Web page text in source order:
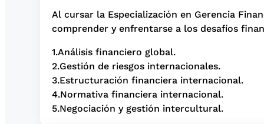
Al cursar la Especialización en Gerencia
comprender y enfrentarse a los desafíos
1.Análisis financiero global.
2.Gestión de riesgos internacionales.
3.Estructuración financiera internacional.
4.Normativa financiera internacional.
5.Negociación y gestión intercultural.